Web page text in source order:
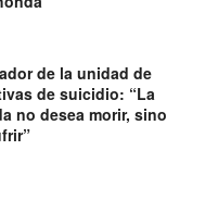
de la unidad de
de suicidio: “La
no desea morir, sino